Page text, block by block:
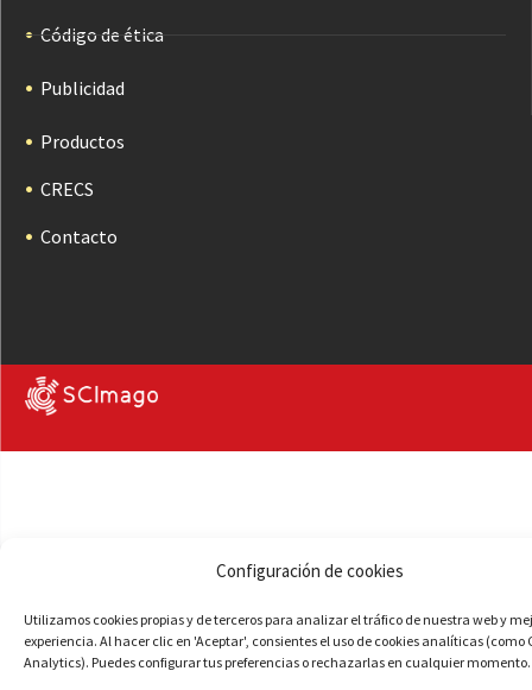
Configuración de cookies
Utilizamos cookies propias y de terceros para analizar el tráfico de nuestra web y
experiencia. Al hacer clic en 'Aceptar', consientes el uso de cookies analíticas (como
Analytics). Puedes configurar tus preferencias o rechazarlas en cualquier momento.
Código de ética
Publicidad
Productos
CRECS
Contacto